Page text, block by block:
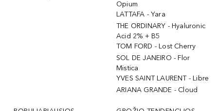
Opium
LATTAFA - Yara
THE ORDINARY - Hyaluronic
Acid 2% + B5
TOM FORD - Lost Cherry
SOL DE JANEIRO - Flor
Mistica
YVES SAINT LAURENT - Libre
ARIANA GRANDE - Cloud